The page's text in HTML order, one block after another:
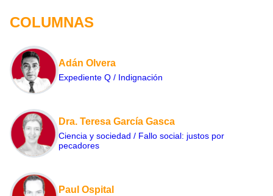
COLUMNAS
Adán Olvera
Expediente Q / Indignación
Dra. Teresa García Gasca
Ciencia y sociedad / Fallo social: justos por
pecadores
Paul Ospital